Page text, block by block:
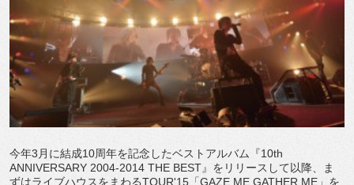
今年3月に結成10周年を記念したベストアルバム『10th
ANNIVERSARY 2004-2014 THE BEST』をリリースして以降、ま
ずはライブハウスをまわるTOUR'15「GAZE ME GATHER ME」を